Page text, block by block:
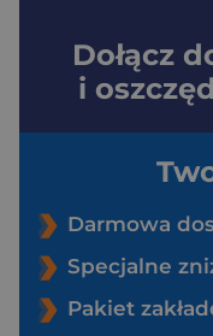
Dołącz
i
Darmowa
Specjalne
Pakiet